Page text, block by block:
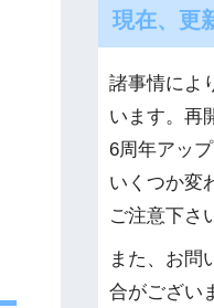
現在、更
諸事情によ
います。再
6周年アッ
いくつか変
ご注意下さ
また、お問
合がござい